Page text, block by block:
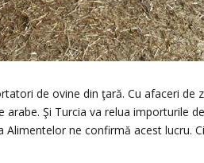
de ovine din ţară. Cu afaceri de
Şi Turcia va relua importurile
ne confirmă acest lucru.